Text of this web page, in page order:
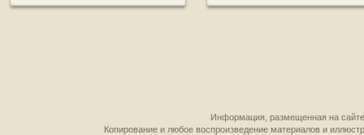
Информация, размещенная на
Копирование и любое воспроизведение материалов и